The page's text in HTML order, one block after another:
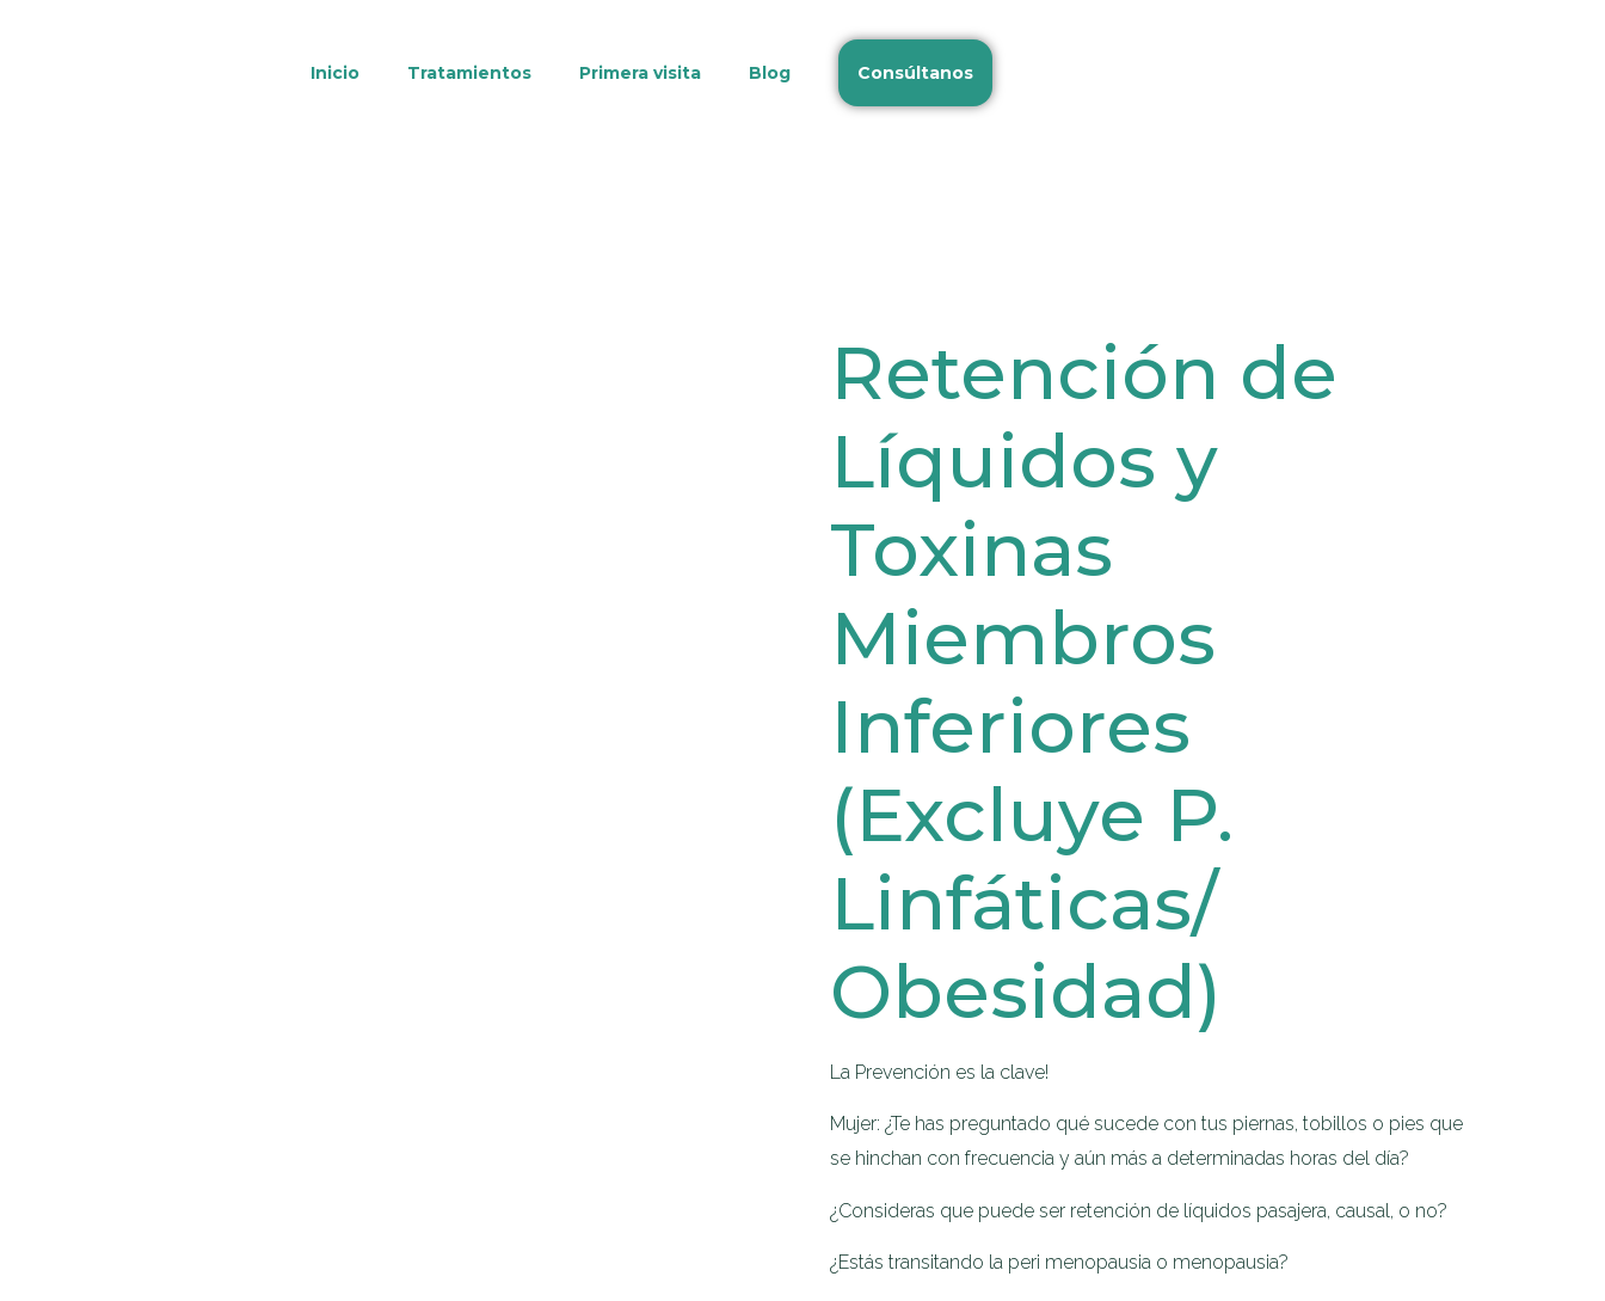
Inicio Tratamientos Primera visita Blog Consúltanos
Retención de
Líquidos y
Toxinas
Miembros
Inferiores
(Excluye P.
Linfáticas/
Obesidad)
La Prevención es la clave!
Mujer: ¿Te has preguntado qué sucede con tus piernas, tobillos o pies que
se hinchan con frecuencia y aún más a determinadas horas del día?
¿Consideras que puede ser retención de líquidos pasajera, causal, o no?
¿Estás transitando la peri menopausia o menopausia?